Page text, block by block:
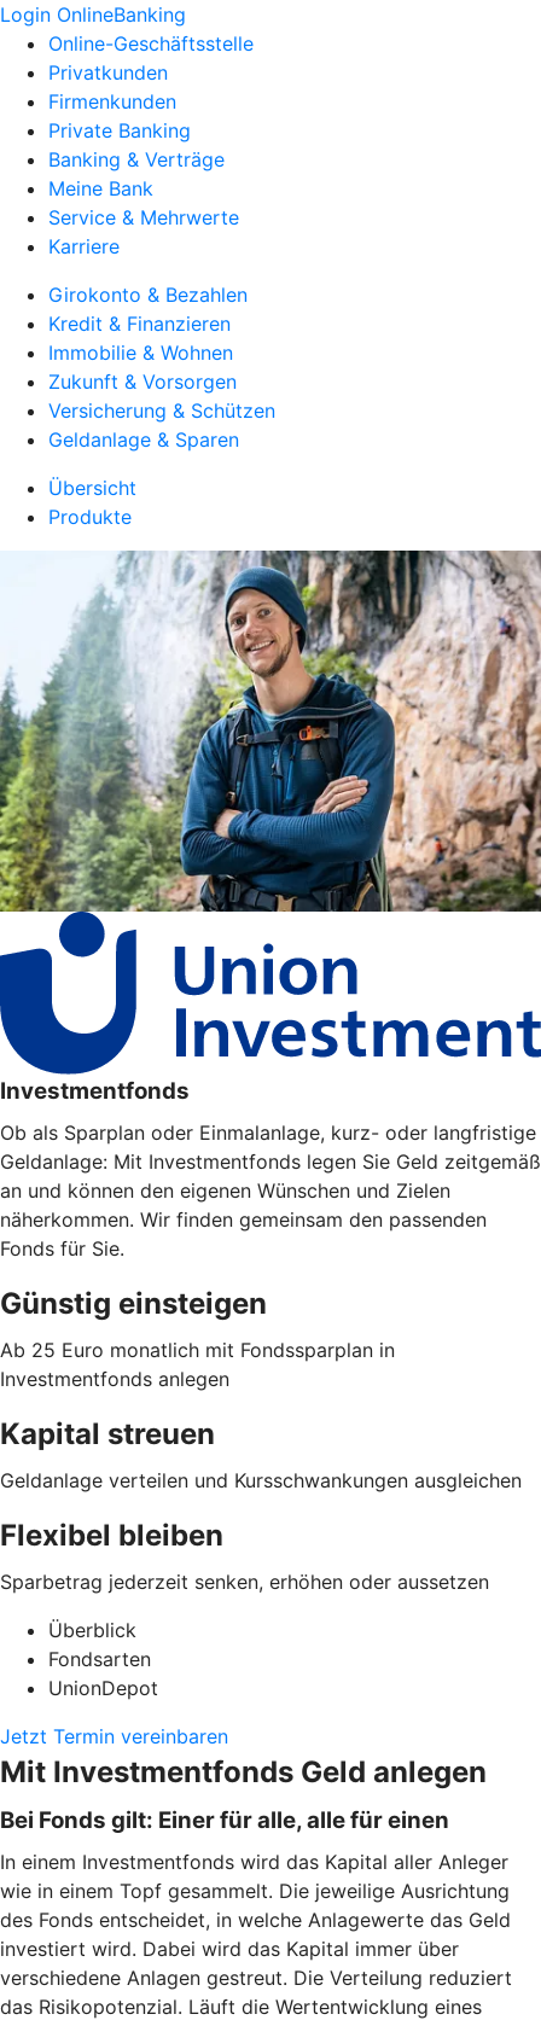
Login OnlineBanking
Online-Geschäftsstelle
Privatkunden
Firmenkunden
Private Banking
Banking & Verträge
Meine Bank
Service & Mehrwerte
Karriere
Girokonto & Bezahlen
Kredit & Finanzieren
Immobilie & Wohnen
Zukunft & Vorsorgen
Versicherung & Schützen
Geldanlage & Sparen
Übersicht
Produkte
Investmentfonds
Ob als Sparplan oder Einmalanlage, kurz- oder langfristige
Geldanlage: Mit Investmentfonds legen Sie Geld zeitgemäß
an und können den eigenen Wünschen und Zielen
näherkommen. Wir finden gemeinsam den passenden
Fonds für Sie.
Günstig einsteigen
Ab 25 Euro monatlich mit Fondssparplan in
Investmentfonds anlegen
Kapital streuen
Geldanlage verteilen und Kursschwankungen ausgleichen
Flexibel bleiben
Sparbetrag jederzeit senken, erhöhen oder aussetzen
Überblick
Fondsarten
UnionDepot
Jetzt Termin vereinbaren
Mit Investmentfonds Geld anlegen
Bei Fonds gilt: Einer für alle, alle für einen
In einem Investmentfonds wird das Kapital aller Anleger
wie in einem Topf gesammelt. Die jeweilige Ausrichtung
des Fonds entscheidet, in welche Anlagewerte das Geld
investiert wird. Dabei wird das Kapital immer über
verschiedene Anlagen gestreut. Die Verteilung reduziert
das Risikopotenzial. Läuft die Wertentwicklung eines